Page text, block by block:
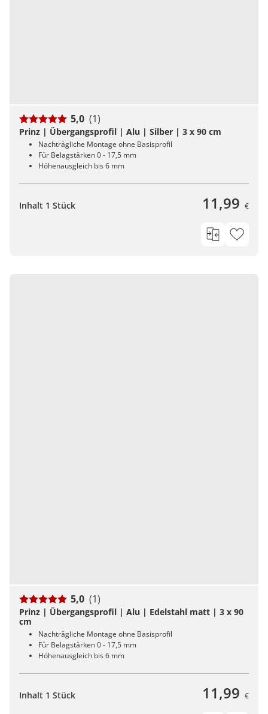
5,0 (1)
Prinz | Übergangsprofil | Alu | Silber | 3 x 90 cm
Nachträgliche Montage ohne Basisprofil
Für Belagstärken 0 - 17,5 mm
Höhenausgleich bis 6 mm
Inhalt 1 Stück 11,99 €
5,0 (1)
Prinz | Übergangsprofil | Alu | Edelstahl matt | 3 x 90
cm
Nachträgliche Montage ohne Basisprofil
Für Belagstärken 0 - 17,5 mm
Höhenausgleich bis 6 mm
Inhalt 1 Stück 11,99 €